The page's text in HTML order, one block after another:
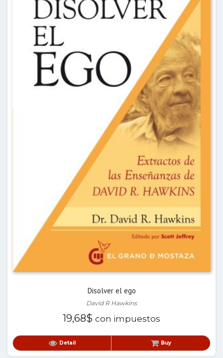
Disolver el ego
David R Hawkins
19,68$ con impuestos
Detail Buy